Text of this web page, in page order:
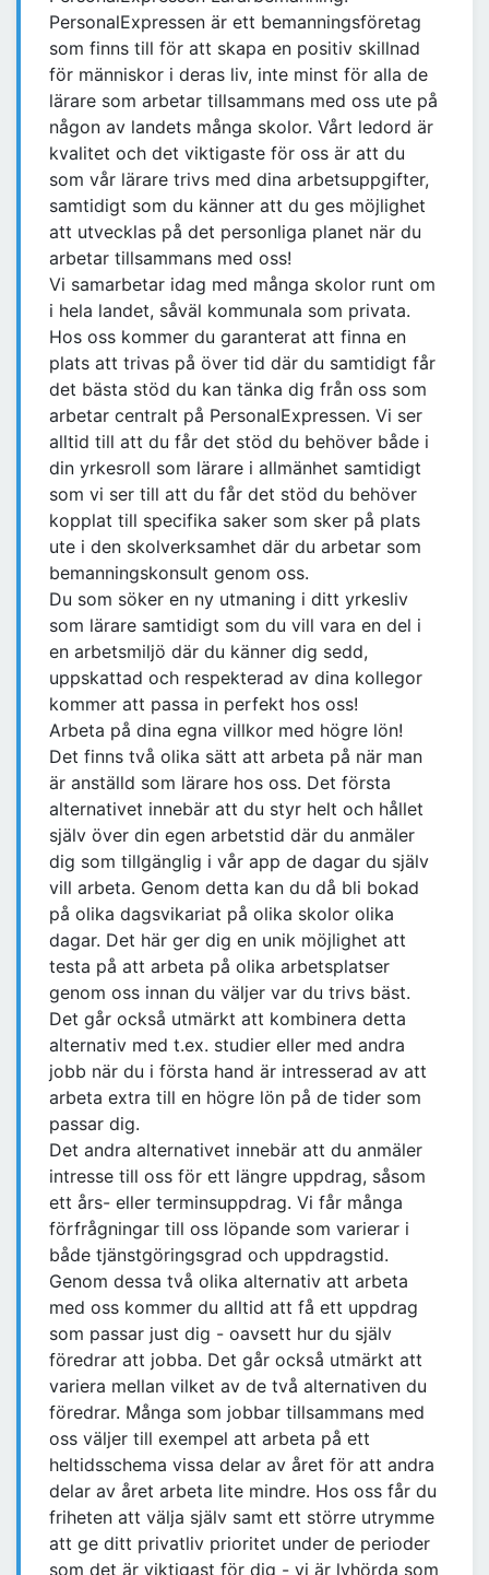
PersonalExpressen är ett bemanningsföretag
som finns till för att skapa en positiv skillnad
för människor i deras liv, inte minst för alla de
lärare som arbetar tillsammans med oss ute på
någon av landets många skolor. Vårt ledord är
kvalitet och det viktigaste för oss är att du
som vår lärare trivs med dina arbetsuppgifter,
samtidigt som du känner att du ges möjlighet
att utvecklas på det personliga planet när du
arbetar tillsammans med oss!
Vi samarbetar idag med många skolor runt om
i hela landet, såväl kommunala som privata.
Hos oss kommer du garanterat att finna en
plats att trivas på över tid där du samtidigt får
det bästa stöd du kan tänka dig från oss som
arbetar centralt på PersonalExpressen. Vi ser
alltid till att du får det stöd du behöver både i
din yrkesroll som lärare i allmänhet samtidigt
som vi ser till att du får det stöd du behöver
kopplat till specifika saker som sker på plats
ute i den skolverksamhet där du arbetar som
bemanningskonsult genom oss.
Du som söker en ny utmaning i ditt yrkesliv
som lärare samtidigt som du vill vara en del i
en arbetsmiljö där du känner dig sedd,
uppskattad och respekterad av dina kollegor
kommer att passa in perfekt hos oss!
Arbeta på dina egna villkor med högre lön!
Det finns två olika sätt att arbeta på när man
är anställd som lärare hos oss. Det första
alternativet innebär att du styr helt och hållet
själv över din egen arbetstid där du anmäler
dig som tillgänglig i vår app de dagar du själv
vill arbeta. Genom detta kan du då bli bokad
på olika dagsvikariat på olika skolor olika
dagar. Det här ger dig en unik möjlighet att
testa på att arbeta på olika arbetsplatser
genom oss innan du väljer var du trivs bäst.
Det går också utmärkt att kombinera detta
alternativ med t.ex. studier eller med andra
jobb när du i första hand är intresserad av att
arbeta extra till en högre lön på de tider som
passar dig.
Det andra alternativet innebär att du anmäler
intresse till oss för ett längre uppdrag, såsom
ett års- eller terminsuppdrag. Vi får många
förfrågningar till oss löpande som varierar i
både tjänstgöringsgrad och uppdragstid.
Genom dessa två olika alternativ att arbeta
med oss kommer du alltid att få ett uppdrag
som passar just dig - oavsett hur du själv
föredrar att jobba. Det går också utmärkt att
variera mellan vilket av de två alternativen du
föredrar. Många som jobbar tillsammans med
oss väljer till exempel att arbeta på ett
heltidsschema vissa delar av året för att andra
delar av året arbeta lite mindre. Hos oss får du
friheten att välja själv samt ett större utrymme
att ge ditt privatliv prioritet under de perioder
som det är viktigast för dig - vi är lyhörda som